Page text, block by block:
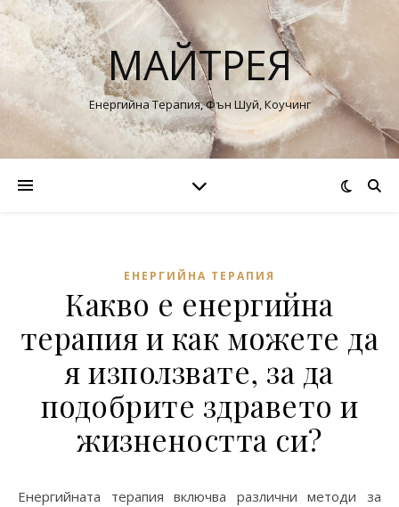
МАЙТРЕЯ
Енергийна Терапия, Фън Шуй, Коучинг
ЕНЕРГИЙНА ТЕРАПИЯ
Какво е енергийна
терапия и как можете да
я използвате, за да
подобрите здравето и
жизнеността си?
Енергийната терапия включва различни методи за